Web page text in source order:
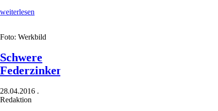
weiterlesen
Klettenlabkraut
Foto: Werkbild
Schwere
Federzinkenegge
28.04.2016 .
Redaktion